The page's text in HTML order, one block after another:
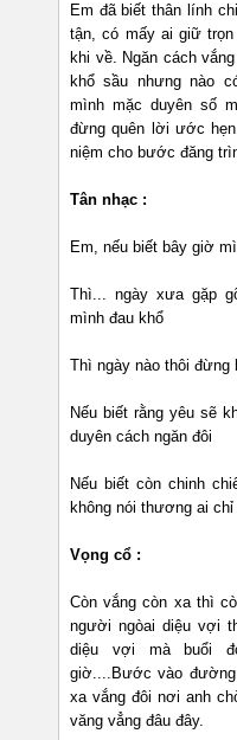
Em đã biết thân lính
tận, có mấy ai giữ
khi về. Ngăn cách
khổ sầu nhưng nào
mình mặc duyên số
đừng quên lời ước
niệm cho bước đăng
Tân nhạc :
Em, nếu biết bây giờ
Thì... ngày xưa gặp
mình đau khổ
Thì ngày nào thôi
Nếu biết rằng yêu sẽ
duyên cách ngăn đôi
Nếu biết còn chinh
không nói thương ai
Vọng cổ :
Còn vắng còn xa thì
người ngòai diệu vợi
diệu vợi mà buổi
giờ....Bước vào
xa vắng đôi nơi anh
văng vẳng đâu đây.